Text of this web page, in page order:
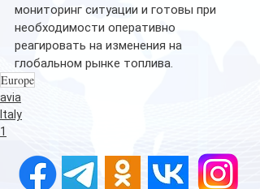
мониторинг ситуации и готовы при
необходимости оперативно
реагировать на изменения на
глобальном рынке топлива.
Europe
avia
Italy
1